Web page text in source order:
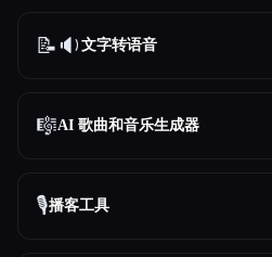
📝🔉 文字转语音
🎼AI 歌曲和音乐生成器
🎙️播客工具